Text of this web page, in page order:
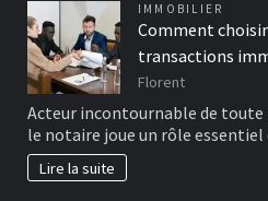
IMMOBILIER
Comment
transactions
Florent
Acteur incontournable de
le notaire joue un rôle
Lire la suite